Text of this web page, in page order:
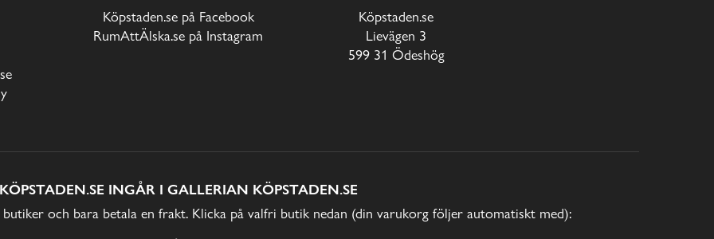
Köpstaden.se på Facebook
RumAttÄlska.se på Instagram
Köpstaden.se
Lievägen 3
599 31 Ödeshög
KÖPSTADEN.SE INGÅR I GALLERIAN KÖPSTADEN.SE
och bara betala en frakt. Klicka på valfri butik nedan (din varukorg följer automatiskt med):